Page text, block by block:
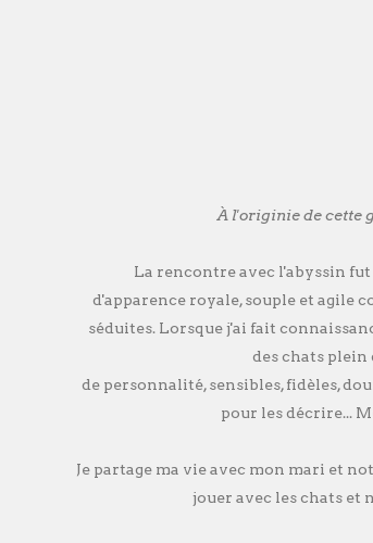
À l'originie de cette
La rencontre avec l'abyssin
d'apparence royale, souple et agile
séduites. Lorsque j'ai fait
des chats plein
de personnalité, sensibles, fidèles,
pour les décrire...
Je partage ma vie avec mon mari et
jouer avec les chats